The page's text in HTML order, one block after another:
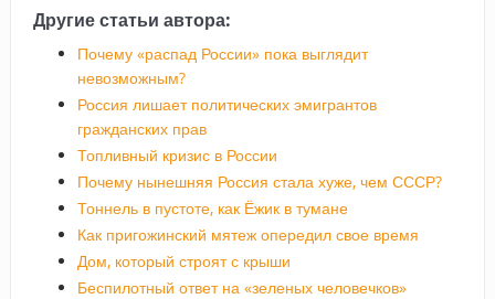
Другие статьи автора:
Почему «распад России» пока выглядит
невозможным?
Россия лишает политических эмигрантов
гражданских прав
Топливный кризис в России
Почему нынешняя Россия стала хуже, чем СССР?
Тоннель в пустоте, как Ёжик в тумане
Как пригожинский мятеж опередил свое время
Дом, который строят с крыши
Беспилотный ответ на «зеленых человечков»